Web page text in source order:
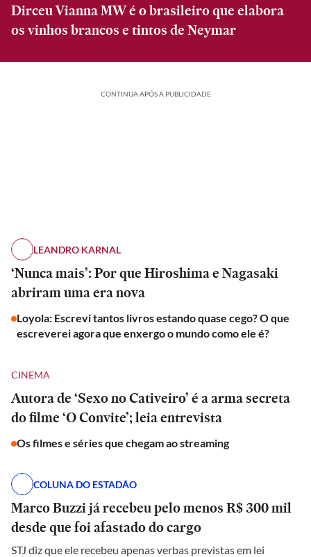
Dirceu Vianna MW é o brasileiro que elabora
os vinhos brancos e tintos de Neymar
CONTINUA APÓS A PUBLICIDADE
LEANDRO KARNAL
‘Nunca mais’: Por que Hiroshima e Nagasaki
abriram uma era nova
Loyola: Escrevi tantos livros estando quase cego? O que
escreverei agora que enxergo o mundo como ele é?
CINEMA
Autora de ‘Sexo no Cativeiro’ é a arma secreta
do filme ‘O Convite’; leia entrevista
Os filmes e séries que chegam ao streaming
COLUNA DO ESTADÃO
Marco Buzzi já recebeu pelo menos R$ 300 mil
desde que foi afastado do cargo
STJ diz que ele recebeu apenas verbas previstas em lei